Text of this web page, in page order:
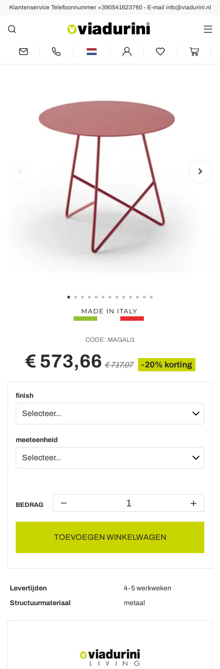
Klantenservice Telefoonnummer +390541623760 - E-mail info@viadurini.nl
Vorige Volgende
Salontafel in gekleurd metaal en 3
afmetingen, gemaakt in Italië - Magali
CODE: MAGALI1
€ 573,66 € 717,07 -20% korting
finish
meeteenheid
BEDRAG
TOEVOEGEN WINKELWAGEN
Levertijden
4-5 werkweken
Structuurmateriaal
metaal